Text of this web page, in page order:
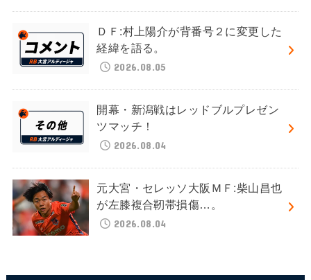
ＤＦ:村上陽介が背番号２に変更した
経緯を語る。
2026.08.05
開幕・新潟戦はレッドブルプレゼン
ツマッチ！
2026.08.04
元大宮・セレッソ大阪ＭＦ:柴山昌也
が左膝複合靭帯損傷…。
2026.08.04